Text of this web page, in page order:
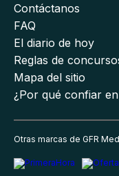
Contáctanos
FAQ
El diario de hoy
Reglas de
Mapa del sitio
¿Por qué confiar
Otras marcas de GFR